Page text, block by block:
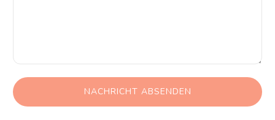
NACHRICHT ABSENDEN